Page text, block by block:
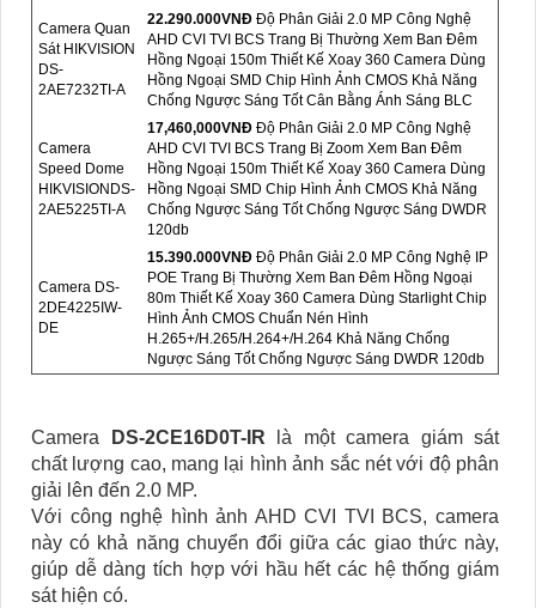
Camera Quan
Sát HIKVISION
DS-
2AE7232TI-A
22.290.000VNÐ Độ Phân Giải 2.0 MP Công Nghệ
AHD CVI TVI BCS Trang Bị Thường Xem Ban Đêm
Hồng Ngoại 150m Thiết Kế Xoay 360 Camera Dùng
Hồng Ngoại SMD Chip Hình Ảnh CMOS Khả Năng
Chống Ngược Sáng Tốt Cân Bằng Ánh Sáng BLC
Camera
Speed Dome
HIKVISIONDS-
2AE5225TI-A
17,460,000VNÐ Độ Phân Giải 2.0 MP Công Nghệ
AHD CVI TVI BCS Trang Bị Zoom Xem Ban Đêm
Hồng Ngoại 150m Thiết Kế Xoay 360 Camera Dùng
Hồng Ngoại SMD Chip Hình Ảnh CMOS Khả Năng
Chống Ngược Sáng Tốt Chống Ngược Sáng DWDR
120db
Camera DS-
2DE4225IW-
DE
15.390.000VNÐ Độ Phân Giải 2.0 MP Công Nghệ IP
POE Trang Bị Thường Xem Ban Đêm Hồng Ngoại
80m Thiết Kế Xoay 360 Camera Dùng Starlight Chip
Hình Ảnh CMOS Chuẩn Nén Hình
H.265+/H.265/H.264+/H.264 Khả Năng Chống
Ngược Sáng Tốt Chống Ngược Sáng DWDR 120db
Camera DS-2CE16D0T-IR là một camera giám sát
chất lượng cao, mang lại hình ảnh sắc nét với độ phân
giải lên đến 2.0 MP.
Với công nghệ hình ảnh AHD CVI TVI BCS, camera
này có khả năng chuyển đổi giữa các giao thức này,
giúp dễ dàng tích hợp với hầu hết các hệ thống giám
sát hiện có.